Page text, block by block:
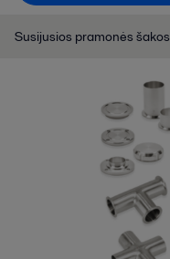
Susijusios pramonės šakos